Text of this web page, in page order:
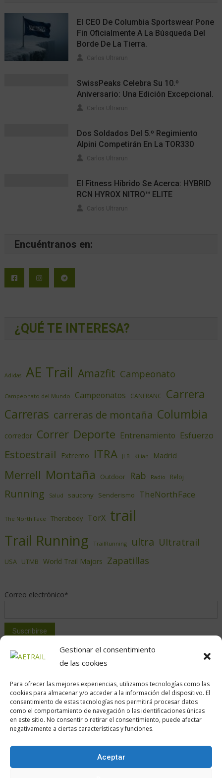
Gestionar el consentimiento
de las cookies
Para ofrecer las mejores experiencias, utilizamos tecnologías como las
cookies para almacenar y/o acceder a la información del dispositivo. El
consentimiento de estas tecnologías nos permitirá procesar datos
como el comportamiento de navegación o las identificaciones únicas
en este sitio. No consentir o retirar el consentimiento, puede afectar
negativamente a ciertas características y funciones.
Aceptar
El CEO De Columbia Sportswear Pone
Fin Oficialmente A La Búsqueda Del
Borde De La Tierra.
Carlos Ultrarun
SwissPeaks Celebra Su 10.º
Aniversario: Una Edición Excepcional.
Carlos Ultrarun
Dos Soldados Del 5.º Regimiento
Alpini Competirán En La TOR330
Carlos Ultrarun
El Fitness Híbrido Se Acerca: HYBRID
RCN HYROX NITRO™ ELITE
Carlos Ultrarun
Encuéntranos en:
¿QUÉ TE INTERESA?
Adidas AE Trail Amazfit Campeonato
Campeonato del Mundo Campeonatos CANFRANC
Carrera
Carreras carreras de montaña Columbia
corredor Correr Deporte Entrenamiento Esfuerzo
Estoestrail Extremo ITRA JLB Kilian Madrid
Merrell Montaña Outdoor Rab Radio Reloj
Running Salud saucony Senderismo TheNorthFace
The North Face Therabody TorX trail
Trail Running TrailRunning ultra Ultratrail
USA UTMB World Trail Majors Zapatillas
Correo electrónico*
Calle Daoiz, 12, Madrid